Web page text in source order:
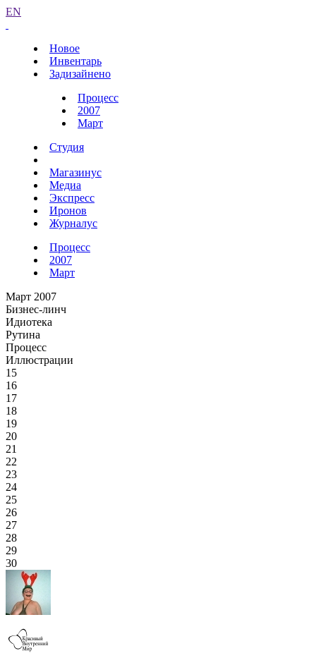
EN
Новое
Инвентарь
Задизайнено
Процесс
2007
Март
Студия
Магазинус
Медиа
Экспресс
Иронов
Журналус
Процесс
2007
Март
Март 2007
Бизнес-линч
Идиотека
Рутина
Процесс
Иллюстрации
15
16
17
18
19
20
21
22
23
24
25
26
27
28
29
30